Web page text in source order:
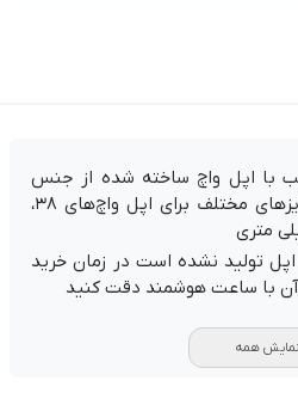
با اپل واچ ساخته شده از جنس
سیلیکون تولید شده در سایزهای مختلف برای اپل واچ‌های ۳۸،
تولید نشده است در زمان خرید
آن با ساعت هوشمند دقت کنید
نمایش همه